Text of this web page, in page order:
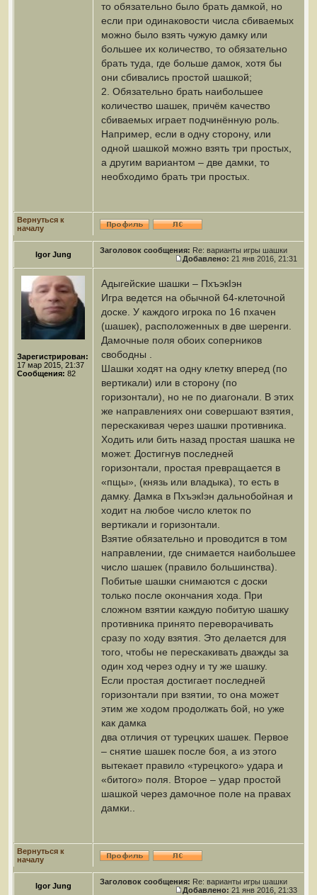
то обязательно было брать дамкой, но
если при одинаковости числа сбиваемых
можно было взять чужую дамку или
большее их количество, то обязательно
брать туда, где больше дамок, хотя бы
они сбивались простой шашкой;
2. Обязательно брать наибольшее
количество шашек, причём качество
сбиваемых играет подчинённую роль.
Например, если в одну сторону, или
одной шашкой можно взять три простых,
а другим вариантом – две дамки, то
необходимо брать три простых.
Вернуться к
началу
Igor Jung Заголовок сообщения: Re: варианты игры шашки
Добавлено: 21 янв 2016, 21:31
Зарегистрирован:
17 мар 2015, 21:37
Сообщения: 82
Адыгейские шашки – ПхъэкIэн
Игра ведется на обычной 64-клеточной
доске. У каждого игрока по 16 пхачен
(шашек), расположенных в две шеренги.
Дамочные поля обоих соперников
свободны .
Шашки ходят на одну клетку вперед (по
вертикали) или в сторону (по
горизонтали), но не по диагонали. В этих
же направлениях они совершают взятия,
перескакивая через шашки противника.
Ходить или бить назад простая шашка не
может. Достигнув последней
горизонтали, простая превращается в
«пщы», (князь или владыка), то есть в
дамку. Дамка в ПхъэкIэн дальнобойная и
ходит на любое число клеток по
вертикали и горизонтали.
Взятие обязательно и проводится в том
направлении, где снимается наибольшее
число шашек (правило большинства).
Побитые шашки снимаются с доски
только после окончания хода. При
сложном взятии каждую побитую шашку
противника принято переворачивать
сразу по ходу взятия. Это делается для
того, чтобы не перескакивать дважды за
один ход через одну и ту же шашку.
Если простая достигает последней
горизонтали при взятии, то она может
этим же ходом продолжать бой, но уже
как дамка
два отличия от турецких шашек. Первое
– снятие шашек после боя, а из этого
вытекает правило «турецкого» удара и
«битого» поля. Второе – удар простой
шашкой через дамочное поле на правах
дамки..
Вернуться к
началу
Igor Jung Заголовок сообщения: Re: варианты игры шашки
Добавлено: 21 янв 2016, 21:33